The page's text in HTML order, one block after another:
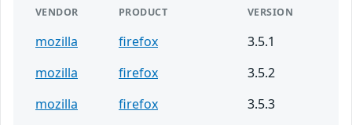
VENDOR PRODUCT VERSION
mozilla firefox
3.5.1
mozilla
firefox
3.5.2
mozilla
firefox 3.5.3